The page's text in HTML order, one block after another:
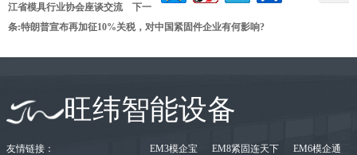
江省模具行业协会座谈交流下一
条:特朗普宣布再加征10%关税，对中国紧固件企业有何影响?
旺纬智能设备
友情链接： EM3模企宝 EM8紧固连天下
EM6模企通